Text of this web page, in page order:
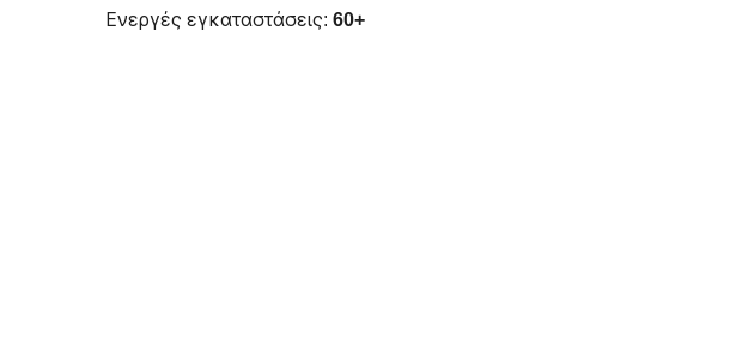
Ενεργές εγκαταστάσεις: 60+